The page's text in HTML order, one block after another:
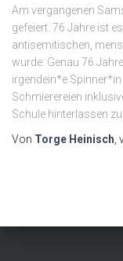
Am vergangenen
gefeiert. 76 Jahre ist
antisemitischen,
wurde: Genau 76
irgendein*e
Schmierereien
Schule hinterlassen
Von Torge Heinisch